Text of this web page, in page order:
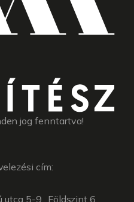
jog fenntartva!
cím:
utca 5-9., Földszint 6.